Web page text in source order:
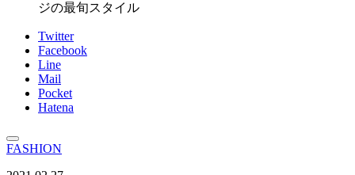
ジの最旬スタイル
Twitter
Facebook
Line
Mail
Pocket
Hatena
FASHION